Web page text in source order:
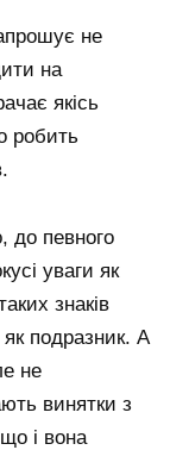
не
на
якісь
робить
до певного
уваги як
знаків
подразник. А
не
винятки з
і вона